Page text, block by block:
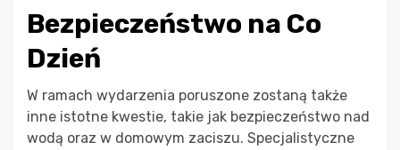
Bezpieczeństwo na Co
Dzień
W ramach wydarzenia poruszone zostaną także
inne istotne kwestie, takie jak bezpieczeństwo nad
wodą oraz w domowym zaciszu. Specjalistyczne